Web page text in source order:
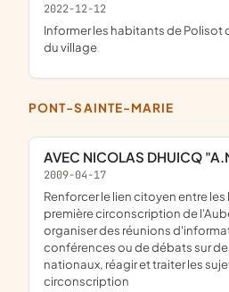
2022-12-12
informer les habitants de Polisot de la vie démocratique
du village
PONT-SAINTE-MARIE
AVEC NICOLAS DHUICQ
2009-04-17
renforcer le lien citoyen entre les habitants de la
première circonscription de
organiser des réunions
conférences ou de débats sur
nationaux, réagir et traiter les
circonscription